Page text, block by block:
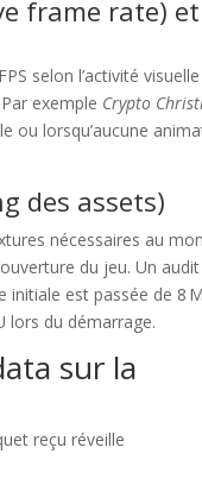
frame rate) et
selon l’activité visuelle
exemple Crypto
ou lorsqu’aucune
des assets)
nécessaires au
du jeu. Un audit
initiale est passée de 8
lors du démarrage.
sur la
reçu réveille